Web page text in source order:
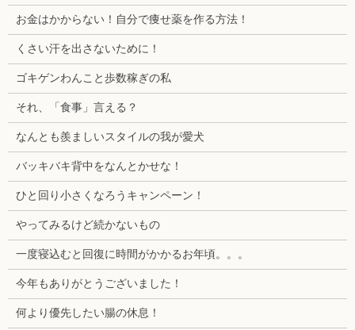
お金はかからない！自分で痩せ薬を作る方法！
くさい汗を出さないために！
ゴキゲンわんこと歩数稼ぎの私
それ、「食事」言える？
なんとも羨ましいスタイルの我が愛犬
バッキバキ背中をなんとかせな！
ひと回り小さくなろうキャンペーン！
やってみるけど続かないもの
一度寝込むと回復に時間がかかるお年頃。。。
今年もありがとうございました！
何より優先したい腸の休息！